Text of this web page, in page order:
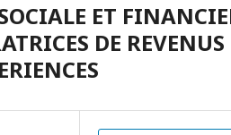
ET
DE REVENUS